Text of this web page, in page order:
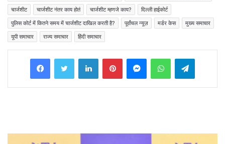
चार्जशीट
चार्जशीट नंतर काय होतं चार्जशीट म्हणजे काय?
दिल्ली हाईकोर्ट
पुलिस कोर्ट में कितने समय में चार्जशीट दाखिल करती है?
पूर्वांचल न्यूज़ मर्डर केस
मुख्य समाचार
यूपी समाचार
राज्य समाचार हिंदी समाचार